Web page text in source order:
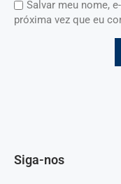
Salvar meu nome,
próxima vez que eu
Siga-nos